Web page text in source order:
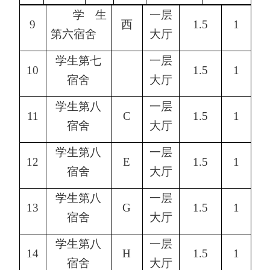
9
学生
第六宿舍
西
一层
大厅
1.5 1
10
学生第七
宿舍
一层
大厅
1.5 1
11
学生第八
宿舍
C
一层
大厅
1.5 1
12
学生第八
宿舍
E
一层
大厅
1.5 1
13
学生第八
宿舍
G
一层
大厅
1.5 1
14
学生第八
宿舍
H
一层
大厅
1.5 1